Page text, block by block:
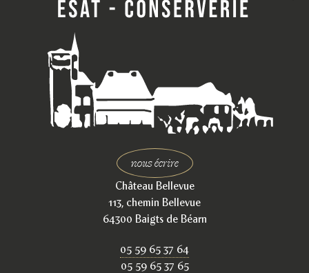
nous écrire
Château Bellevue
113, chemin Bellevue
64300 Baigts de Béarn
05 59 65 37 64
05 59 65 37 65